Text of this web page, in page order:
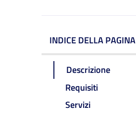
INDICE DELLA PAGINA
Descrizione
Requisiti
Servizi